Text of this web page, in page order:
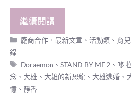
繼續閱讀
分
廠商合作 、最新文章 、 活動類 、 育
錄
標
籤
Doraemon 、STAND BY ME 2 、 哆
念 、 大雄 、 大雄的新恐龍 、 大雄逃婚 、
憶 、 靜香